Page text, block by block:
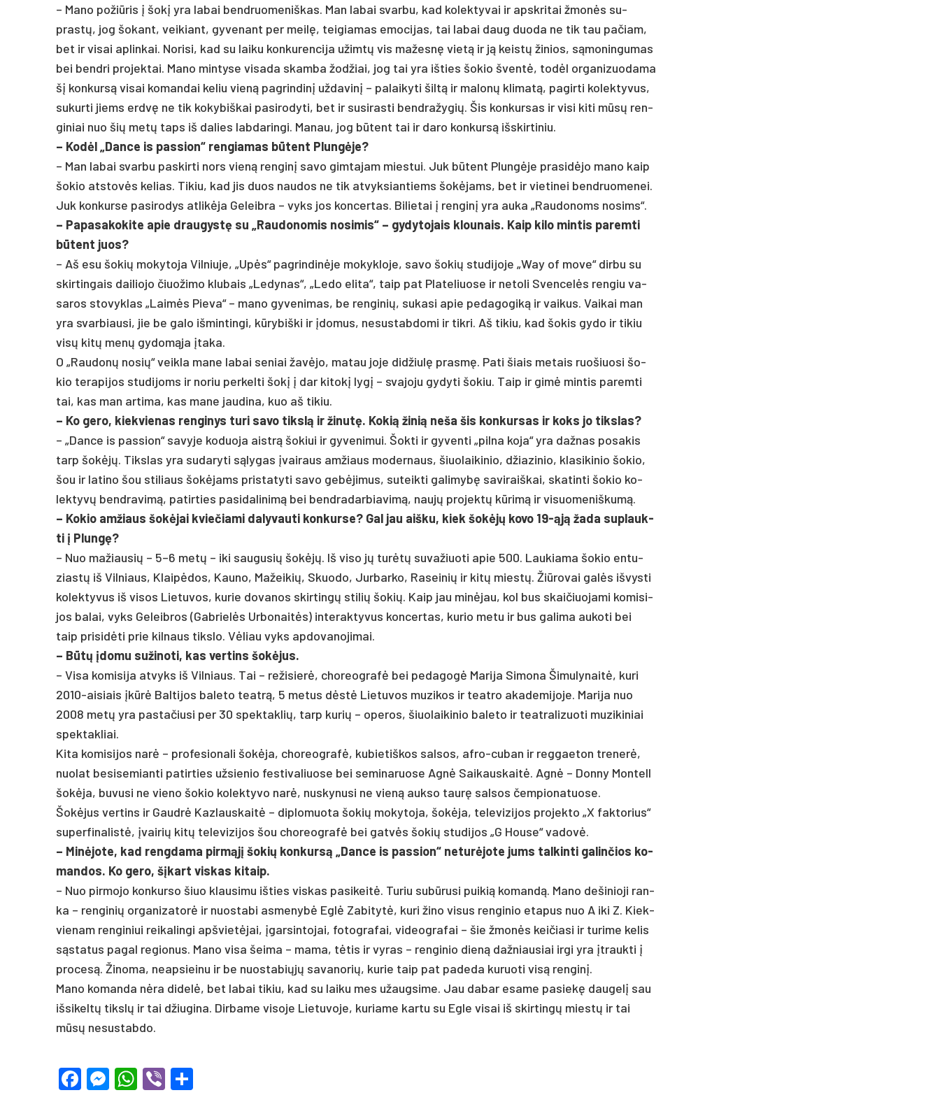
– Ma­no po­žiū­ris į šokį yra la­bai bend­ruo­me­niš­kas. Man la­bai svar­bu, kad ko­lek­ty­vai ir ap­skri­tai žmonės su­
prastų, jog šo­kant, vei­kiant, gy­ve­nant per meilę, tei­gia­mas emo­ci­jas, tai la­bai daug duo­da ne tik tau pa­čiam,
bet ir vi­sai ap­lin­kai. No­ri­si, kad su lai­ku kon­ku­ren­ci­ja užimtų vis ma­žesnę vietą ir ją keistų ži­nios, sąmo­nin­gu­mas
bei bend­ri pro­jek­tai. Ma­no min­ty­se vi­sa­da skam­ba žod­žiai, jog tai yra iš­ties šo­kio šventė, todėl or­ga­ni­zuo­da­ma
šį kon­kursą vi­sai ko­man­dai ke­liu vieną pa­grin­dinį už­da­vinį – pa­lai­ky­ti šiltą ir ma­lonų kli­matą, pa­gir­ti ko­lek­ty­vus,
su­kur­ti jiems erdvę ne tik ko­ky­biš­kai pa­si­ro­dy­ti, bet ir su­si­ras­ti bend­ra­žy­gių. Šis kon­kur­sas ir vi­si ki­ti mūsų ren­
gi­niai nuo šių metų taps iš da­lies lab­da­rin­gi. Ma­nau, jog būtent tai ir da­ro kon­kursą išs­kir­ti­niu.
– Kodėl „Dan­ce is pa­ssion“ ren­gia­mas būtent Plungė­je?
– Man la­bai svar­bu pa­skir­ti nors vieną ren­ginį sa­vo gim­ta­jam mies­tui. Juk būtent Plungė­je pra­si­dėjo ma­no kaip
šo­kio at­stovės ke­lias. Ti­kiu, kad jis duos nau­dos ne tik at­vyk­sian­tiems šokė­jams, bet ir vie­ti­nei bend­ruo­me­nei.
Juk kon­kur­se pa­si­ro­dys at­likė­ja Ge­leib­ra – vyks jos kon­cer­tas. Bi­lie­tai į ren­ginį yra au­ka „Rau­do­noms no­sims“.
– Pa­pa­sa­ko­ki­te apie drau­gystę su „Rau­do­no­mis no­si­mis“ – gy­dy­to­jais klou­nais. Kaip ki­lo min­tis pa­rem­ti
būtent juos?
– Aš esu šo­kių mo­ky­to­ja Vil­niu­je, „Upės“ pa­grin­dinė­je mo­kyk­lo­je, sa­vo šo­kių stu­di­jo­je „Way of mo­ve“ dir­bu su
skir­tin­gais dai­lio­jo čiuo­ži­mo klu­bais „Le­dy­nas“, „Le­do eli­ta“, taip pat Pla­te­liuo­se ir ne­to­li Sven­celės ren­giu va­
sa­ros sto­vyk­las „Laimės Pie­va“ – ma­no gy­ve­ni­mas, be ren­gi­nių, su­ka­si apie pe­da­go­giką ir vai­kus. Vai­kai man
yra svar­biau­si, jie be ga­lo iš­min­tin­gi, kūry­biš­ki ir įdo­mus, ne­sus­tab­do­mi ir tik­ri. Aš ti­kiu, kad šo­kis gy­do ir ti­kiu
visų kitų menų gy­domą­ja įta­ka.
O „Rau­donų no­sių“ veik­la ma­ne la­bai se­niai žavė­jo, ma­tau jo­je did­žiulę pra­smę. Pa­ti šiais me­tais ruo­šiuo­si šo­
kio te­ra­pi­jos stu­di­joms ir no­riu per­kel­ti šokį į dar ki­tokį lygį – sva­jo­ju gy­dy­ti šo­kiu. Taip ir gimė mintis pa­rem­ti
tai, kas man ar­ti­ma, kas ma­ne jau­di­na, kuo aš ti­kiu.
– Ko ge­ro, kiek­vie­nas ren­gi­nys tu­ri sa­vo tikslą ir ži­nutę. Ko­kią ži­nią ne­ša šis kon­kur­sas ir koks jo tiks­las?
– „Dan­ce is pa­ssion“ sa­vy­je ko­duo­ja aistrą šo­kiui ir gy­ve­ni­mui. Šok­ti ir gy­ven­ti „pil­na ko­ja“ yra daž­nas po­sa­kis
tarp šokėjų. Tiks­las yra su­da­ry­ti sąly­gas įvai­raus am­žiaus mo­der­naus, šiuo­lai­ki­nio, džia­zi­nio, kla­si­ki­nio šo­kio,
šou ir la­ti­no šou sti­liaus šokė­jams pri­sta­ty­ti sa­vo gebė­ji­mus, su­teik­ti ga­li­mybę sa­vi­raiš­kai, ska­tin­ti šo­kio ko­
lek­tyvų bend­ra­vimą, pa­tir­ties pa­si­da­li­nimą bei bend­ra­dar­bia­vimą, naujų pro­jektų kūrimą ir vi­suo­me­niš­kumą.
– Ko­kio am­žiaus šokė­jai kvie­čia­mi da­ly­vau­ti kon­kur­se? Gal jau aiš­ku, kiek šokėjų ko­vo 19-ąją ža­da su­plauk­
ti į Plungę?
– Nuo ma­žiau­sių – 5–6 metų – iki sau­gu­sių šokėjų. Iš vi­so jų turėtų su­va­žiuo­ti apie 500. Lau­kia­ma šo­kio en­tu­
ziastų iš Vil­niaus, Klaipė­dos, Kau­no, Ma­žei­kių, Skuo­do, Jur­bar­ko, Ra­sei­nių ir kitų miestų. Žiū­ro­vai galės iš­vys­ti
ko­lek­ty­vus iš vi­sos Lie­tu­vos, ku­rie do­va­nos skir­tingų sti­lių šo­kių. Kaip jau minė­jau, kol bus skai­čiuo­ja­mi ko­mi­si­
jos ba­lai, vyks Ge­leib­ros (Gab­rielės Ur­bo­naitės) in­te­rak­ty­vus kon­cer­tas, ku­rio me­tu ir bus ga­li­ma au­ko­ti bei
taip pri­si­dėti prie kil­naus tiks­lo. Vėliau vyks ap­do­va­no­ji­mai.
– Būtų įdo­mu su­ži­no­ti, kas ver­tins šokė­jus.
– Vi­sa ko­mi­si­ja at­vyks iš Vil­niaus. Tai – re­ži­sierė, cho­reog­rafė bei pe­da­gogė Ma­ri­ja Si­mo­na Ši­mu­ly­naitė, ku­ri
2010-ai­siais įkūrė Bal­ti­jos ba­le­to teatrą, 5 me­tus dėstė Lie­tu­vos mu­zi­kos ir teat­ro aka­de­mi­jo­je. Ma­ri­ja nuo
2008 metų yra pa­sta­čiu­si per 30 spek­tak­lių, tarp ku­rių – ope­ros, šiuo­lai­ki­nio ba­le­to ir teat­ra­li­zuo­ti mu­zi­ki­niai
spek­tak­liai.
Ki­ta ko­mi­si­jos narė – pro­fe­sio­na­li šokė­ja, cho­reog­rafė, ku­bie­tiš­kos sal­sos, af­ro-cu­ban ir reg­gae­ton tre­nerė,
nuo­lat be­si­se­mian­ti pa­tir­ties už­sie­nio fes­ti­va­liuo­se bei se­mi­na­ruo­se Agnė Sai­kaus­kaitė. Agnė – Don­ny Mon­tell
šokė­ja, bu­vu­si ne vie­no šo­kio ko­lek­ty­vo narė, nu­sky­nu­si ne vieną auk­so taurę sal­sos čem­pio­na­tuo­se.
Šokė­jus ver­tins ir Gaudrė Kaz­laus­kaitė – dip­lo­muo­ta šo­kių mo­ky­to­ja, šokė­ja, te­le­vi­zi­jos pro­jek­to „X fak­to­rius“
su­per­fi­na­listė, įvai­rių kitų te­le­vi­zi­jos šou cho­reog­rafė bei gatvės šo­kių stu­di­jos „G Hou­se“ va­dovė.
– Minė­jo­te, kad reng­da­ma pirmąjį šo­kių kon­kursą „Dan­ce is pa­ssion“ ne­turė­jo­te jums tal­kin­ti ga­lin­čios ko­
man­dos. Ko ge­ro, šįkart vis­kas ki­taip.
– Nuo pir­mo­jo kon­kur­so šiuo klau­si­mu iš­ties vis­kas pa­si­keitė. Tu­riu su­būru­si pui­kią ko­mandą. Ma­no de­ši­nio­ji ran­
ka – ren­gi­nių or­ga­ni­za­torė ir nuo­sta­bi as­me­nybė Eglė Za­bi­tytė, ku­ri ži­no vi­sus ren­gi­nio eta­pus nuo A iki Z. Kiek­
vie­nam ren­gi­niui rei­ka­lin­gi ap­švietė­jai, įgar­sin­to­jai, fo­tog­ra­fai, vi­deog­ra­fai – šie žmonės kei­čia­si ir tu­ri­me ke­lis
sąsta­tus pa­gal re­gio­nus. Ma­no vi­sa šei­ma – ma­ma, tėtis ir vy­ras – ren­gi­nio dieną daž­niau­siai ir­gi yra įtrauk­ti į
pro­cesą. Ži­no­ma, neap­siei­nu ir be nuo­sta­biųjų sa­va­no­rių, ku­rie taip pat pa­de­da ku­ruo­ti visą ren­ginį.
Ma­no ko­man­da nėra di­delė, bet la­bai ti­kiu, kad su lai­ku mes užaug­si­me. Jau da­bar esa­me pa­siekę dau­gelį sau
iš­si­keltų tikslų ir tai džiu­gi­na. Dir­ba­me vi­so­je Lie­tu­vo­je, ku­ria­me kar­tu su Eg­le vi­sai iš skir­tingų miestų ir tai
mūsų ne­sus­tab­do.
Facebook
Messenger
WhatsApp
Viber